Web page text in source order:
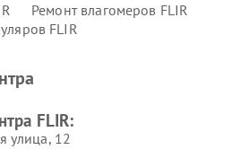
Ремонт влагомеров FLIR
FLIR
FLIR:
улица, 12